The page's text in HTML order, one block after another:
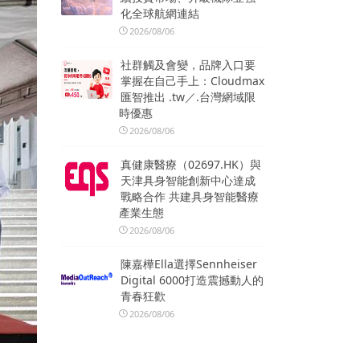
化全球航網連結
2026/08/06
社群觸及會變，品牌入口要
掌握在自己手上：Cloudmax
匯智推出 .tw／.台灣網域限
時優惠
2026/08/06
真健康醫療（02697.HK）與
天津具身智能創新中心達成
戰略合作 共建具身智能醫療
產業生態
2026/08/06
陳嘉樺Ella選擇Sennheiser
Digital 6000打造震撼動人的
青春狂歡
2026/08/06